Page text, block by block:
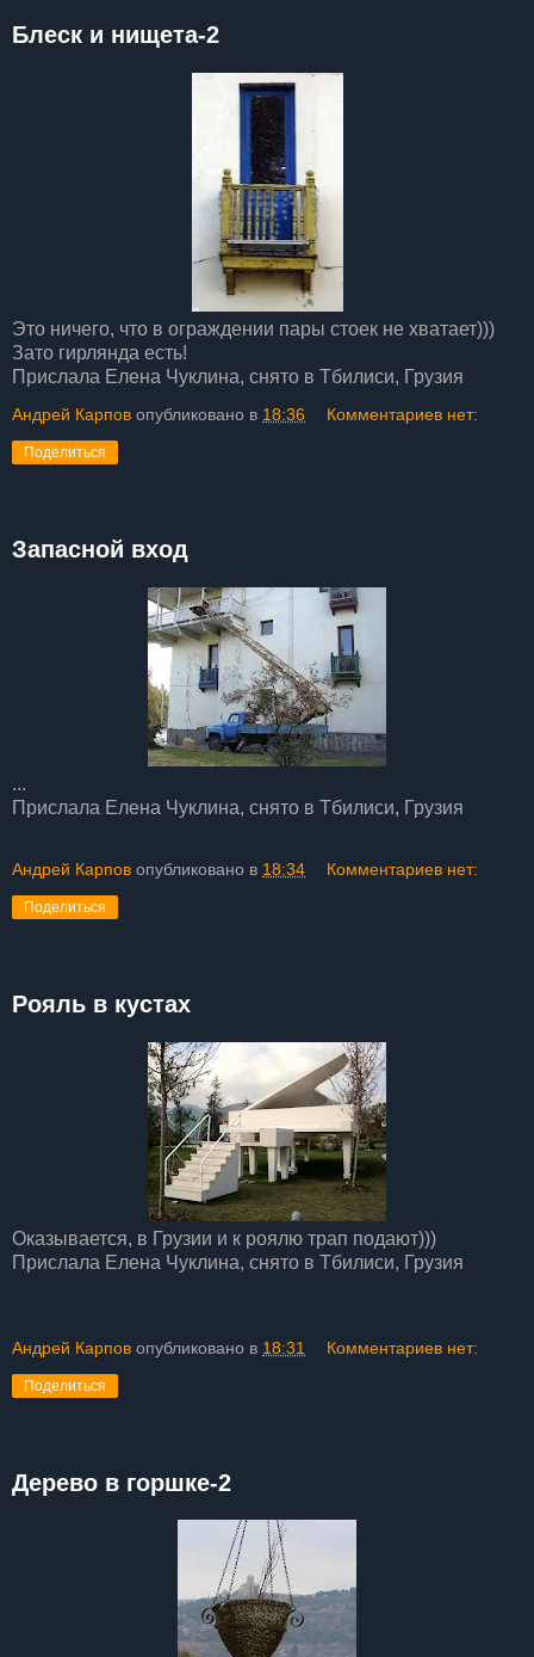
Блеск и нищета-2
Это ничего, что в ограждении пары стоек не хватает)))
Зато гирлянда есть!
Прислала Елена Чуклина, снято в Тбилиси, Грузия
Андрей Карпов опубликовано в 18:36 Комментариев нет:
Поделиться
Запасной вход
...
Прислала Елена Чуклина, снято в Тбилиси, Грузия
Андрей Карпов опубликовано в 18:34 Комментариев нет:
Поделиться
Рояль в кустах
Оказывается, в Грузии и к роялю трап подают)))
Прислала Елена Чуклина, снято в Тбилиси, Грузия
Андрей Карпов опубликовано в 18:31 Комментариев нет:
Поделиться
Дерево в горшке-2